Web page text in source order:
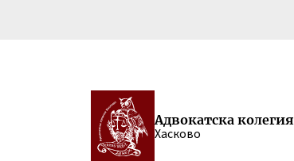
Адвокатска колегия
Хасково